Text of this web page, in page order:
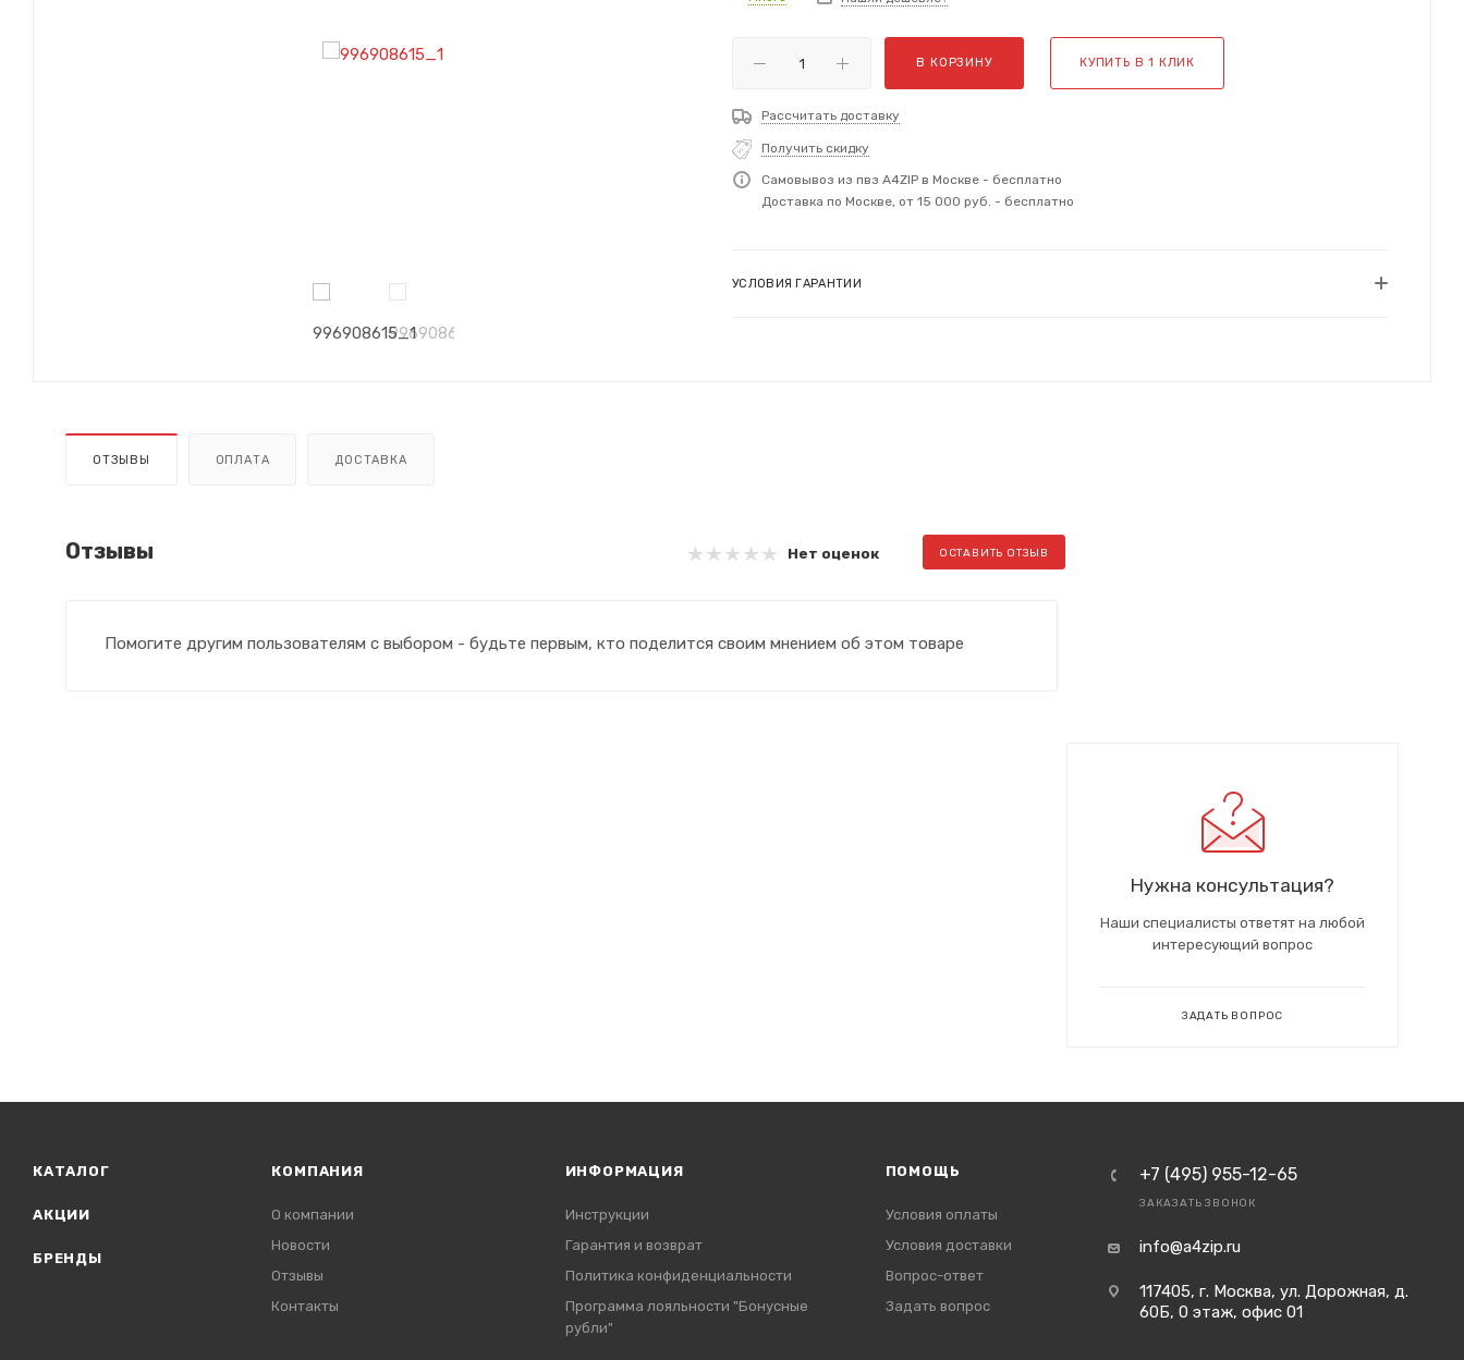
В КОРЗИНУ КУПИТЬ В 1 КЛИК
Рассчитать доставку
Получить скидку
Самовывоз из пвз A4ZIP в Москве - бесплатно
Доставка по Москве, от 15 000 руб. - бесплатно
УСЛОВИЯ ГАРАНТИИ
ОТЗЫВЫ ОПЛАТА ДОСТАВКА
Отзывы Нет оценок ОСТАВИТЬ ОТЗЫВ
Помогите другим пользователям с выбором - будьте первым, кто поделится своим мнением об этом товаре
Нужна консультация?
Наши специалисты ответят на любой
интересующий вопрос
ЗАДАТЬ ВОПРОС
КАТАЛОГ
АКЦИИ
БРЕНДЫ
КОМПАНИЯ
О компании
Новости
Отзывы
Контакты
ИНФОРМАЦИЯ
Инструкции
Гарантия и возврат
Политика конфиденциальности
Программа лояльности "Бонусные
рубли"
ПОМОЩЬ
Условия оплаты
Условия доставки
Вопрос-ответ
Задать вопрос
+7 (495) 955-12-65
ЗАКАЗАТЬ ЗВОНОК
info@a4zip.ru
117405, г. Москва, ул. Дорожная, д.
60Б, 0 этаж, офис 01